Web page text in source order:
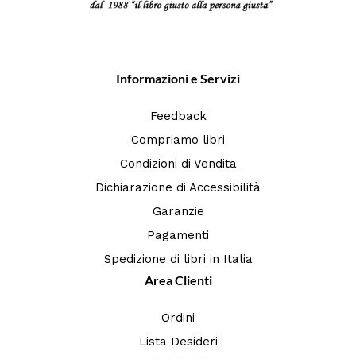
Informazioni e Servizi
Feedback
Compriamo libri
Condizioni di Vendita
Dichiarazione di Accessibilità
Garanzie
Pagamenti
Spedizione di libri in Italia
Area Clienti
Ordini
Lista Desideri